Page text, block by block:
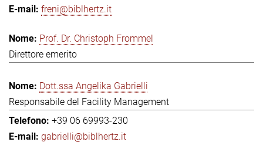
freni@biblhertz.it
Prof. Dr. Christoph Frommel
Direttore emerito
Dott.ssa Angelika Gabrielli
Responsabile del Facility Management
+39 06 69993-230
gabrielli@biblhertz.it